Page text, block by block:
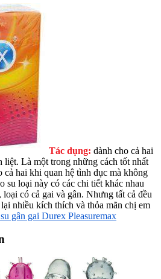
Tác dụng: dành cho cả hai
liệt. Là một trong những cách tốt nhất
cả hai khi quan hệ tình dục mà không
su loại này có các chi tiết khác nhau
có cả gai và gân. Nhưng tất cả đều
nhiều kích thích và thỏa mãn chị em
gân gai Durex Pleasuremax